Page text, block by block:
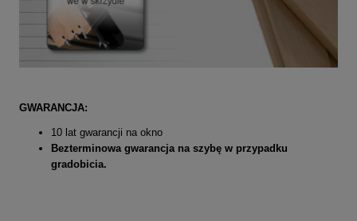
GWARANCJA:
10 lat gwarancji na okno
Bezterminowa gwarancja na szybę w przypadku
gradobicia.